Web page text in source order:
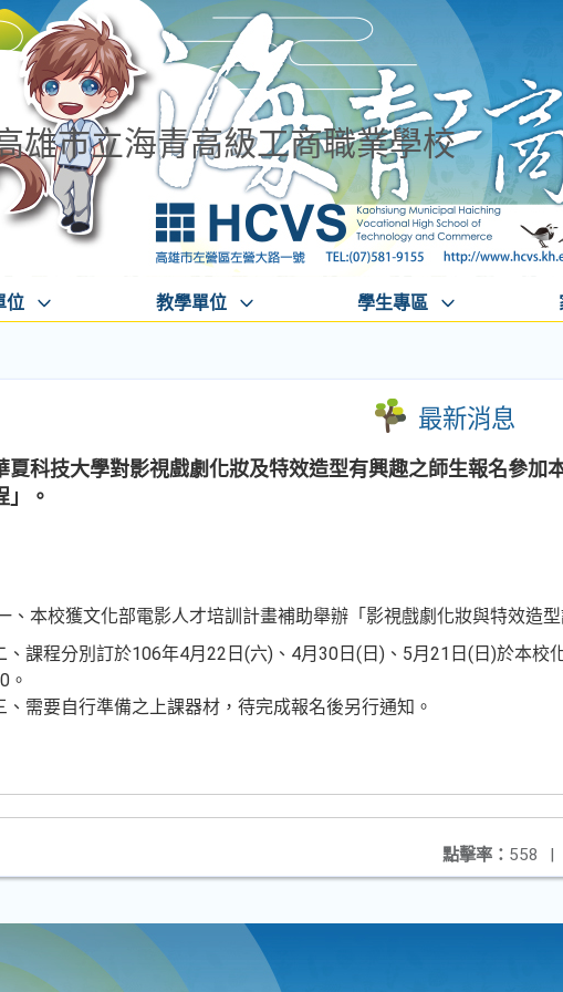
雄市立海青高級工商職業學校
位 教學單位 學生專區
最新消息
夏科技大學對影視戲劇化妝及特效造型有興趣之師生報名參加
」。
、本校獲文化部電影人才培訓計畫補助舉辦「影視戲劇化妝與特效造型
、課程分別訂於106年4月22日(六)、4月30日(日)、5月21日(日)於本校
。
、需要自行準備之上課器材，待完成報名後另行通知。
點擊率： 558 |